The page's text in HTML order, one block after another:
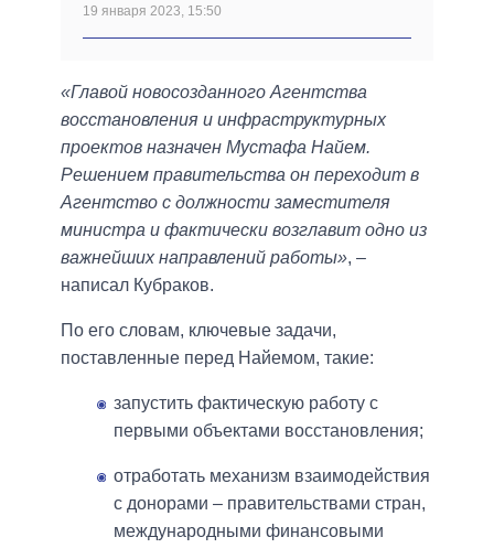
19 января 2023, 15:50
«Главой новосозданного Агентства
восстановления и инфраструктурных
проектов назначен Мустафа Найем.
Решением правительства он переходит в
Агентство с должности заместителя
министра и фактически возглавит одно из
важнейших направлений работы», –
написал Кубраков.
По его словам, ключевые задачи,
поставленные перед Найемом, такие:
запустить фактическую работу с
первыми объектами восстановления;
отработать механизм взаимодействия
с донорами – правительствами стран,
международными финансовыми